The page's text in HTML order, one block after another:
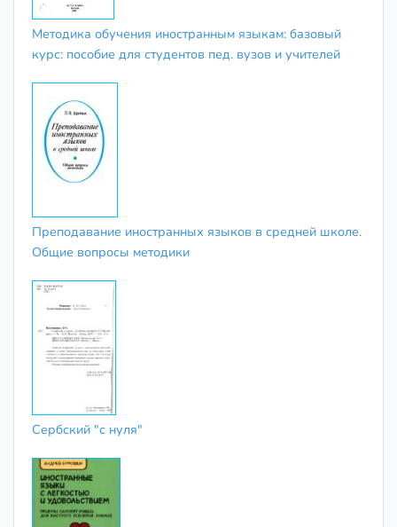
Методика обучения иностранным языкам: базовый
курс: пособие для студентов пед. вузов и учителей
Преподавание иностранных языков в средней школе.
Общие вопросы методики
Сербский "с нуля"